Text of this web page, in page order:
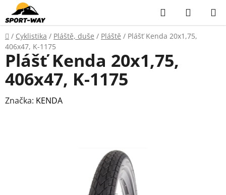
Přejít
na
obsah
Hledat
KOŠÍK
Domů
/ Cyklistika / Pláště, duše / Pláště / Plášť Kenda 20x1,75,
406x47, K-1175
Plášť Kenda 20x1,75,
406x47, K-1175
Značka: KENDA